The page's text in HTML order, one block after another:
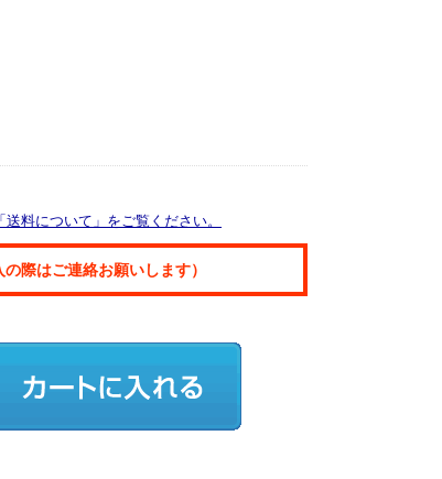
料について」をご覧ください。
際はご連絡お願いします）